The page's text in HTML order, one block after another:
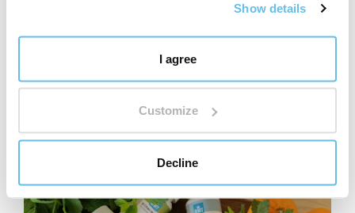
Show details
I agree
Customize
Decline
Reis ut i verden med BEWIT-produkter: En
guide til naturlig skjønnhet og kroppspleie